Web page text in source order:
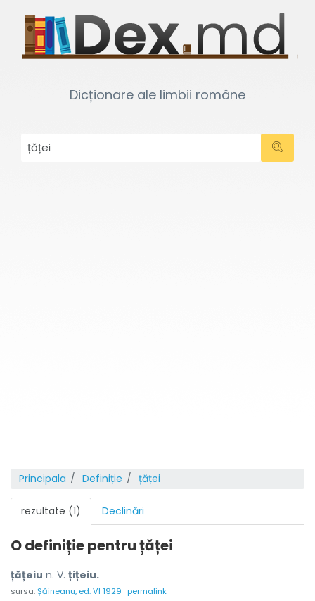
Dicționare ale limbii române
Principala Definiție țăței
rezultate (1) Declinări
O definiție pentruțăței
țățeiu n. V. țițeiu.
sursa:Șăineanu, ed. VI 1929 permalink